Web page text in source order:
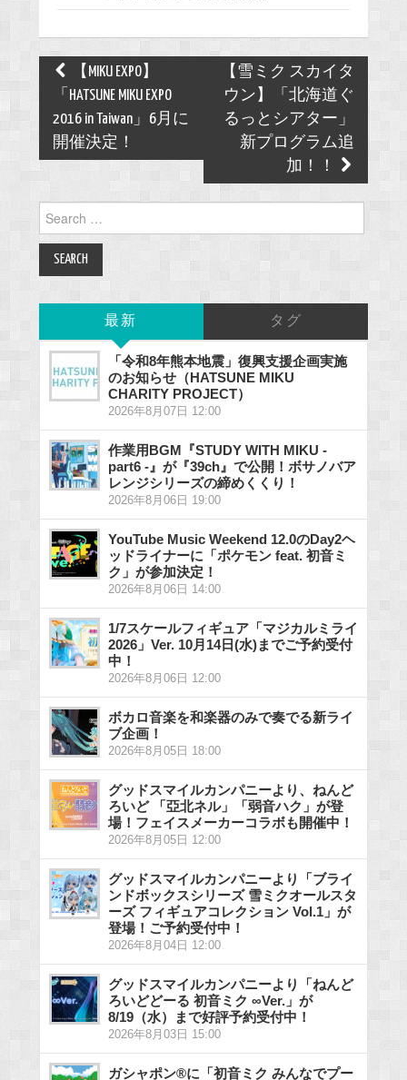
Post
navigation
【MIKU EXPO】
「HATSUNE MIKU EXPO
2016 in Taiwan」6月に
開催決定！
【雪ミク スカイタ
ウン】「北海道ぐ
るっとシアター」
新プログラム追
加！！
Search
for:
最新 タグ
「令和8年熊本地震」復興支援企画実施
のお知らせ（HATSUNE MIKU
CHARITY PROJECT）
2026年8月07日 12:00
作業用BGM『STUDY WITH MIKU -
part6 -』が『39ch』で公開！ボサノバア
レンジシリーズの締めくくり！
2026年8月06日 19:00
YouTube Music Weekend 12.0のDay2ヘ
ッドライナーに「ポケモン feat. 初音ミ
ク」が参加決定！
2026年8月06日 14:00
1/7スケールフィギュア「マジカルミライ
2026」Ver. 10月14日(水)までご予約受付
中！
2026年8月06日 12:00
ボカロ音楽を和楽器のみで奏でる新ライ
ブ企画！
2026年8月05日 18:00
グッドスマイルカンパニーより、ねんど
ろいど 「亞北ネル」「弱音ハク」が登
場！フェイスメーカーコラボも開催中！
2026年8月05日 12:00
グッドスマイルカンパニーより「ブライ
ンドボックスシリーズ 雪ミクオールスタ
ーズ フィギュアコレクション Vol.1」が
登場！ご予約受付中！
2026年8月04日 12:00
グッドスマイルカンパニーより「ねんど
ろいどどーる 初音ミク ∞Ver.」が
8/19（水）まで好評予約受付中！
2026年8月03日 15:00
ガシャポン®に「初音ミク みんなでプー